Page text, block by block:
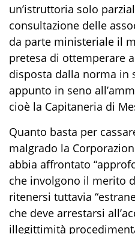
un’istruttoria solo
consultazione delle
da parte ministeriale il
pretesa di ottemperare
disposta dalla norma in
appunto in seno
cioè la Capitaneria di
Quanto basta per
malgrado la
abbia affrontato
che involgono il merito
ritenersi tuttavia
che deve arrestarsi
illegittimità